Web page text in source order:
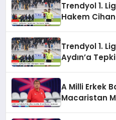
Trendyol 1.
Hakem
Trendyol 1.
Aydın’a
A Milli Erkek
Macaristan